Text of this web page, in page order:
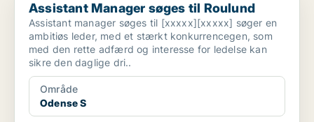
Assistant Manager søges til Roulund
Assistant manager søges til [xxxxx][xxxxx] søger en
ambitiøs leder, med et stærkt konkurrencegen, som
med den rette adfærd og interesse for ledelse kan
sikre den daglige dri..
Område
Odense S